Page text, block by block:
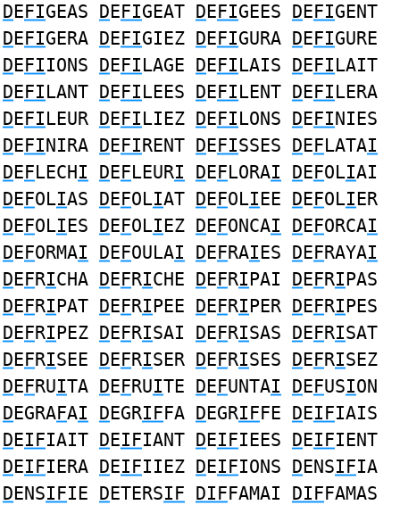
DEFIGEAS DEFIGEAT DEFIGEES DEFIGENT
DEFIGERA DEFIGIEZ DEFIGURA DEFIGURE
DEFIIONS DEFILAGE DEFILAIS DEFILAIT
DEFILANT DEFILEES DEFILENT DEFILERA
DEFILEUR DEFILIEZ DEFILONS DEFINIES
DEFINIRA DEFIRENT DEFISSES DEFLATAI
DEFLECHI DEFLEURI DEFLORAI DEFOLIAI
DEFOLIAS DEFOLIAT DEFOLIEE DEFOLIER
DEFOLIES DEFOLIEZ DEFONCAI DEFORCAI
DEFORMAI DEFOULAI DEFRAIES DEFRAYAI
DEFRICHA DEFRICHE DEFRIPAI DEFRIPAS
DEFRIPAT DEFRIPEE DEFRIPER DEFRIPES
DEFRIPEZ DEFRISAI DEFRISAS DEFRISAT
DEFRISEE DEFRISER DEFRISES DEFRISEZ
DEFRUITA DEFRUITE DEFUNTAI DEFUSION
DEGRAFAI DEGRIFFA DEGRIFFE DEIFIAIS
DEIFIAIT DEIFIANT DEIFIEES DEIFIENT
DEIFIERA DEIFIIEZ DEIFIONS DENSIFIA
DENSIFIE DETERSIF DIFFAMAI DIFFAMAS